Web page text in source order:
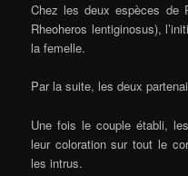
Chez les deux espèces de
Rheoheros lentiginosus),
la femelle.
Par la suite, les deux
Une fois le couple établi,
leur coloration sur tout le
les intrus.